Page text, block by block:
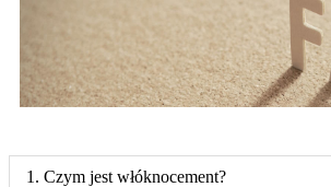
1. Czym jest włóknocement?